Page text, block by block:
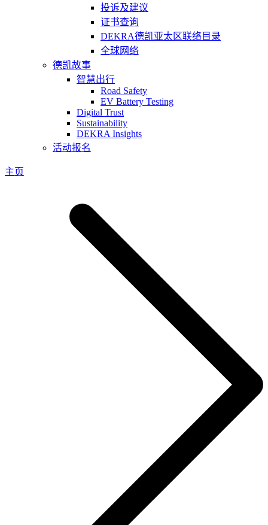
投诉及建议
证书查询
DEKRA德凯亚太区联络目录
全球网络
德凯故事
智慧出行
Road Safety
EV Battery Testing
Digital Trust
Sustainability
DEKRA Insights
活动报名
主页